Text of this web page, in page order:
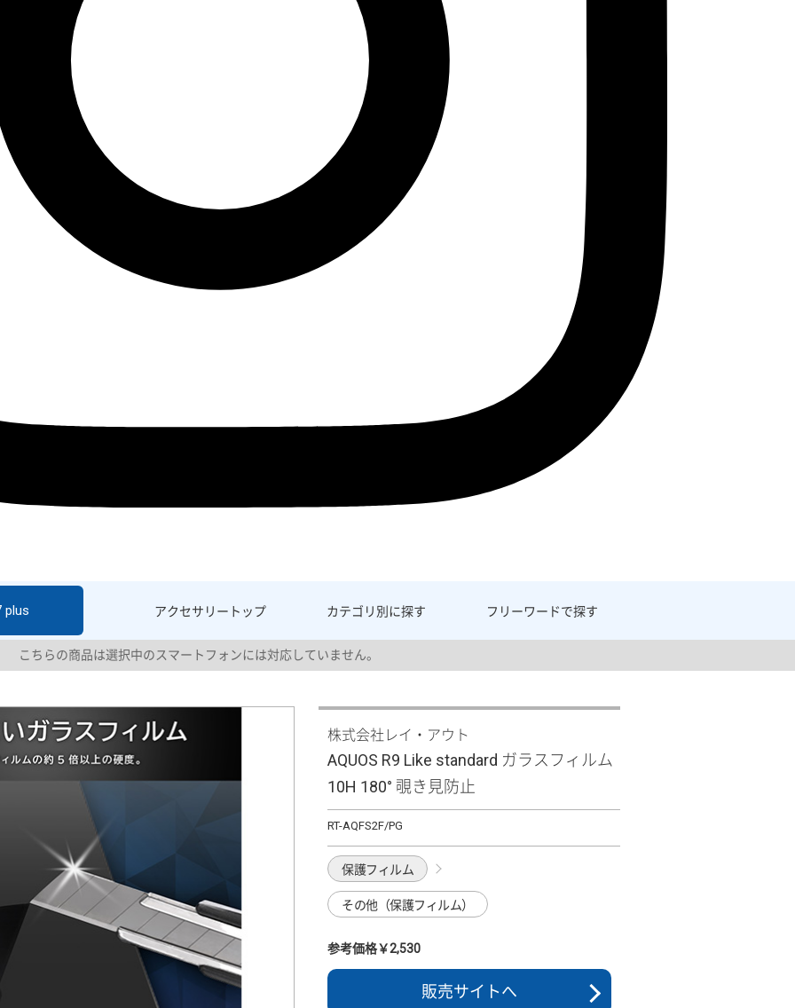
アクセサリー トップ カテゴリ別に探す フリーワードで探す
plus
こちらの商品は選択中のスマートフォンには対応していません。
株式会社レイ・アウト
AQUOS R9 Like standard ガラスフィルム
10H 180° 覗き見防止
RT-AQFS2F/PG
保護フィルム
その他（保護フィルム）
参考価格￥2,530
販売サイトへ